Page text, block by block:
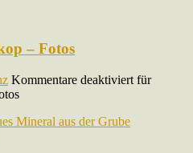
– Fotos
Kommentare deaktiviert für